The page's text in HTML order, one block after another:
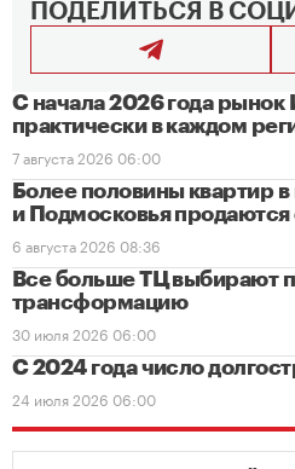
ПОДЕЛИТЬСЯ В
С начала 2026 года
практически в каждом
7 августа 2026 06:00
Более половины квартир
и Подмосковья продаются
6 августа 2026 08:36
Все больше ТЦ выбирают
трансформацию
30 июля 2026 06:00
С 2024 года число
24 июля 2026 06:00